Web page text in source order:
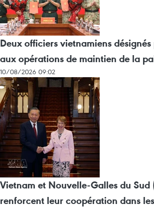
Deux officiers vietnamiens
aux opérations de maintien de la
10/08/2026 09:02
Vietnam et Nouvelle-Galles du Sud
renforcent leur coopération dans